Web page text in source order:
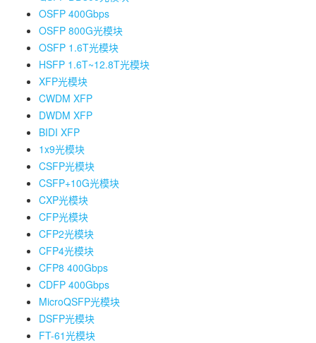
OSFP 400Gbps
OSFP 800G光模块
OSFP 1.6T光模块
HSFP 1.6T~12.8T光模块
XFP光模块
CWDM XFP
DWDM XFP
BIDI XFP
1x9光模块
CSFP光模块
CSFP+10G光模块
CXP光模块
CFP光模块
CFP2光模块
CFP4光模块
CFP8 400Gbps
CDFP 400Gbps
MicroQSFP光模块
DSFP光模块
FT-61光模块